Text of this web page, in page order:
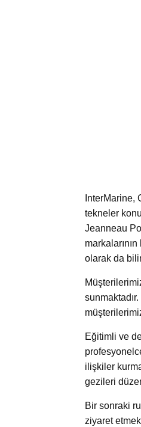
InterMarine,
tekneler
Jeanneau
olarak da
Eğitimli ve
ilişkiler
gezileri
Bir sonraki
ziyaret